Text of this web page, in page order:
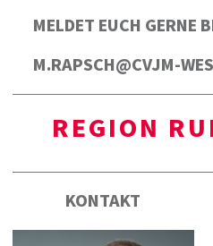
MELDET EUCH GERNE
M.RAPSCH@CVJM-
REGION
KONTAKT